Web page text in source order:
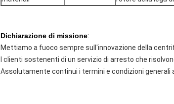
Dichiarazione di missione:
Mettiamo a fuoco sempre sull'innovazione della
I clienti sostenenti di un servizio di arresto che
Assolutamente continui i termini e condizioni generali